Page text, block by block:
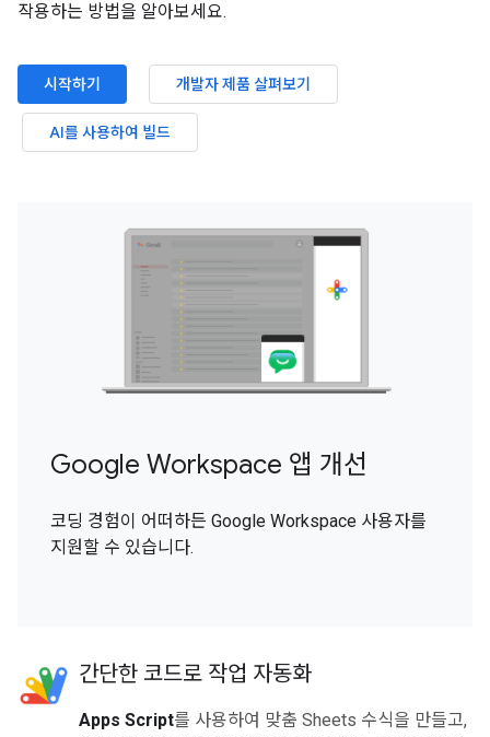
작용하는 방법을 알아보세요.
시작하기 개발자 제품 살펴보기
AI를 사용하여 빌드
Google Workspace 앱 개선
코딩 경험이 어떠하든 Google Workspace 사용자를
지원할 수 있습니다.
간단한 코드로 작업 자동화
Apps Script를 사용하여 맞춤 Sheets 수식을 만들고,